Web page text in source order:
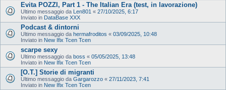
Evita POZZI, Part 1 - The Italian Era (test, in lavorazione)
Ultimo messaggio da Len801 « 27/10/2025, 6:17
Inviato in DataBase XXX
Podcast & dintorni
Ultimo messaggio da hermafroditos « 03/09/2025, 10:48
Inviato in New Ifix Tcen Tcen
scarpe sexy
Ultimo messaggio da boss « 05/05/2025, 13:48
Inviato in New Ifix Tcen Tcen
[O.T.] Storie di migranti
Ultimo messaggio da Gargarozzo « 27/11/2023, 7:41
Inviato in New Ifix Tcen Tcen